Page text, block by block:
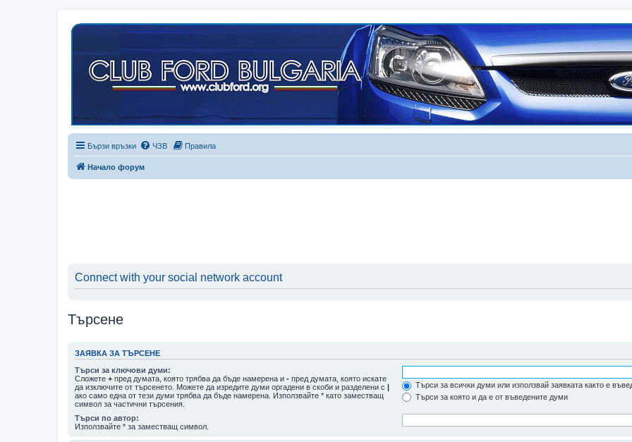
Бързи връзки ЧЗВ Правила
Начало форум
Connect with your social network account
Търсене
ЗАЯВКА ЗА ТЪРСЕНЕ
Търси за ключови думи:
Сложете + пред думата, която трябва да бъде намерена и - пред думата, която искате
да изключите от търсенето. Можете да изредите думи оргадени в скоби и разделени с |
ако само една от тези думи трябва да бъде намерена. Използвайте * като заместващ
символ за частични търсения.
Търси за всички думи или използвай заявката както е
Търси за която и да е от въведените думи
Търси по автор:
Използвайте * за заместващ символ.